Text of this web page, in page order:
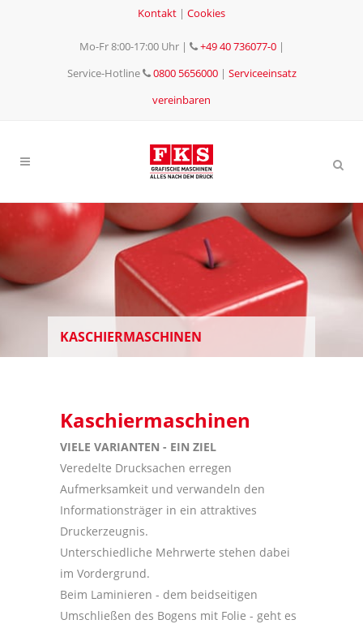
Kontakt | Cookies
Mo-Fr 8:00-17:00 Uhr| +49 40 736077-0|
Service-Hotline
0800 5656000| Serviceeinsatz
vereinbaren
KASCHIERMASCHINEN
Kaschiermaschinen
VIELE VARIANTEN - EIN ZIEL
Veredelte Drucksachen erregen
Aufmerksamkeit und verwandeln den
Informationsträger in ein attraktives
Druckerzeugnis.
Unterschiedliche Mehrwerte stehen dabei
im Vordergrund.
Beim Laminieren - dem beidseitigen
Umschließen des Bogens mit Folie - geht es